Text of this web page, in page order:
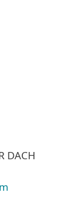
DACH